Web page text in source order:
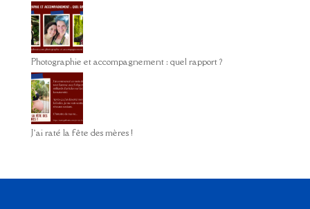
Photographie et accompagnement : quel rapport ?
J’ai raté la fête des mères !